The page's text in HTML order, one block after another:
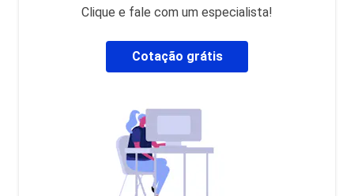
Clique e fale com um especialista!
Cotação grátis